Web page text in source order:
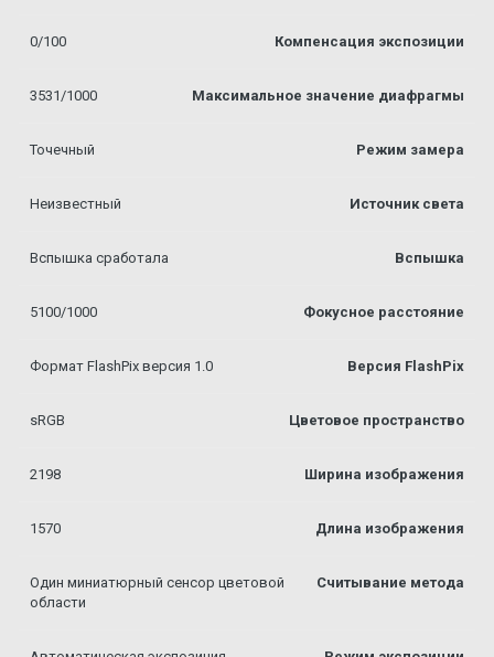
Компенсация экспозиции
0/100
Максимальное значение диафрагмы
3531/1000
Режим замера
Точечный
Источник света
Неизвестный
Вспышка
Вспышка сработала
Фокусное расстояние
5100/1000
Версия FlashPix
Формат FlashPix версия 1.0
Цветовое пространство
sRGB
Ширина изображения
2198
Длина изображения
1570
Считывание метода
Один миниатюрный сенсор цветовой
области